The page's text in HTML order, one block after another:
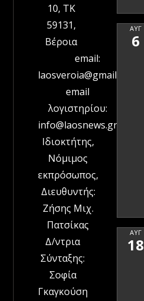
10, ΤΚ
59131,
Βέροια
email:
laosveroia@gmail.com
email
λογιστηρίου:
info@laosnews.gr
Ιδιοκτήτης,
Νόμιμος
εκπρόσωπος,
Διευθυντής:
Ζήσης Μιχ.
Πατσίκας
Δ/ντρια
Σύνταξης:
Σοφία
Γκαγκούση
ΑΥΓ
6
ΑΥΓ
18